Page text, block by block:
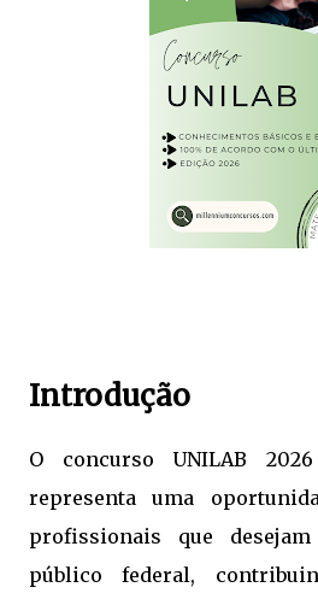
Introdução
O concurso UNILAB
representa uma
profissionais que
público federal,